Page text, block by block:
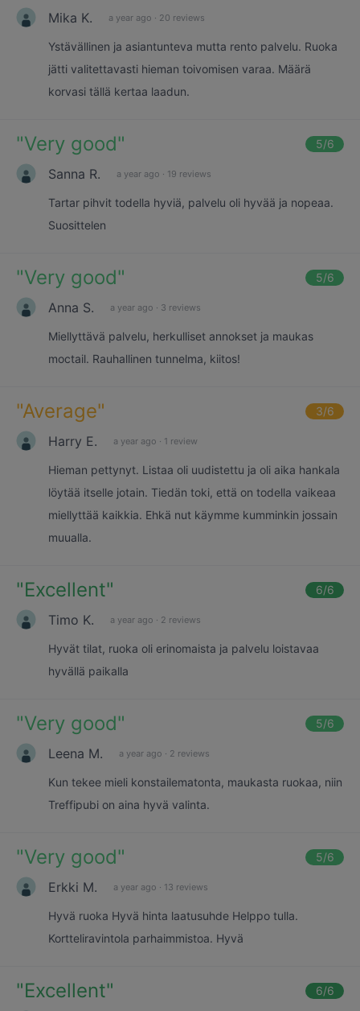
Mika K. a year ago · 20 reviews
Ystävällinen ja asiantunteva mutta rento palvelu. Ruoka
jätti valitettavasti hieman toivomisen varaa. Määrä
korvasi tällä kertaa laadun.
"Very good" 5/6
Sanna R. a year ago · 19 reviews
Tartar pihvit todella hyviä, palvelu oli hyvää ja nopeaa.
Suosittelen
"Very good" 5/6
Anna S. a year ago · 3 reviews
Miellyttävä palvelu, herkulliset annokset ja maukas
moctail. Rauhallinen tunnelma, kiitos!
"Average" 3/6
Harry E. a year ago · 1 review
Hieman pettynyt. Listaa oli uudistettu ja oli aika hankala
löytää itselle jotain. Tiedän toki, että on todella vaikeaa
miellyttää kaikkia. Ehkä nut käymme kumminkin jossain
muualla.
"Excellent" 6/6
Timo K. a year ago · 2 reviews
Hyvät tilat, ruoka oli erinomaista ja palvelu loistavaa
hyvällä paikalla
"Very good" 5/6
Leena M. a year ago · 2 reviews
Kun tekee mieli konstailematonta, maukasta ruokaa, niin
Treffipubi on aina hyvä valinta.
"Very good" 5/6
Erkki M. a year ago · 13 reviews
Hyvä ruoka Hyvä hinta laatusuhde Helppo tulla.
Kortteliravintola parhaimmistoa. Hyvä
"Excellent" 6/6